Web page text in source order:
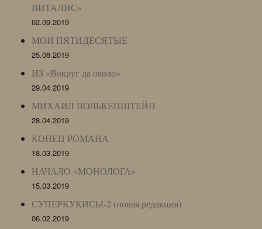
ВИТАЛИС»
02.09.2019
МОИ ПЯТИДЕСЯТЫЕ
25.06.2019
ИЗ «Вокруг да около»
29.04.2019
МИХАИЛ ВОЛЬКЕНШТЕЙН
28.04.2019
КОНЕЦ РОМАНА
18.03.2019
НАЧАЛО «МОНОЛОГА»
15.03.2019
СУПЕРКУКИСЫ-2 (новая редакция)
06.02.2019